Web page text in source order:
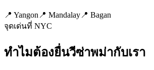
📍 Yangon 📍 Mandalay 📍 Bagan
จุดเด่นที่ NYC
ทำไมต้องยื่นวีซ่าพม่ากับเรา